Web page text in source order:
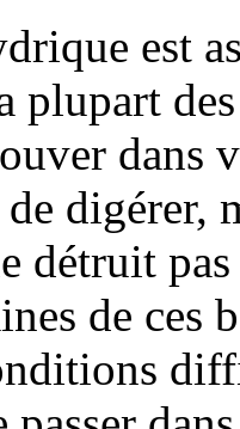
est
plupart
dans
digérer,
détruit
de ces